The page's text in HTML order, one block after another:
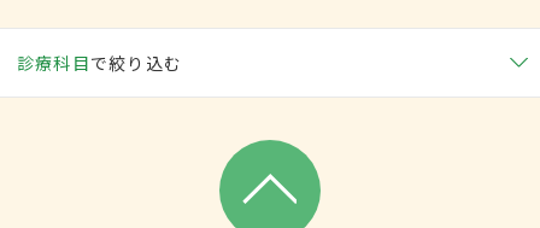
診療科目で絞り込む